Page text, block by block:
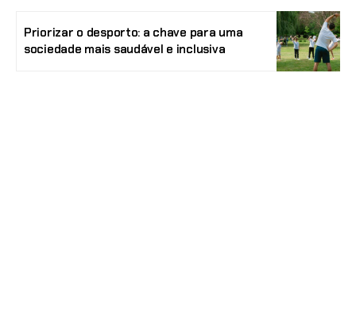
Priorizar o desporto: a chave para uma
sociedade mais saudável e inclusiva